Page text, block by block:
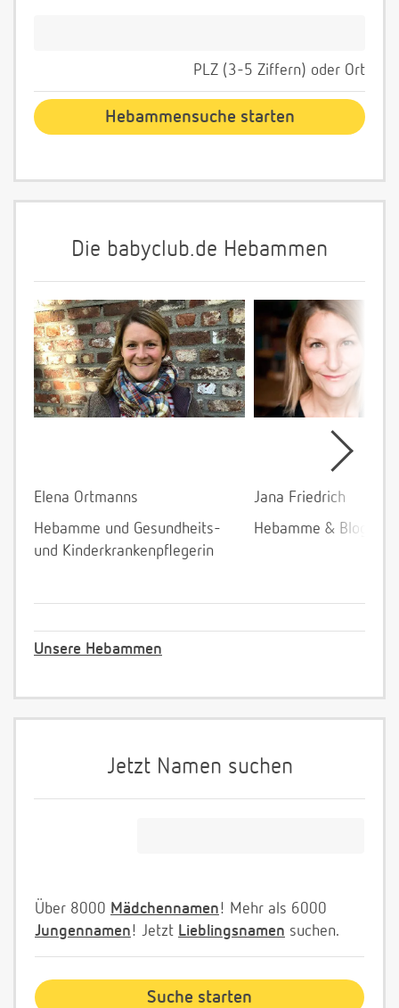
PLZ (3-5 Ziffern) oder Ort
Die babyclub.de Hebammen
Elena Ortmanns
Hebamme und Gesundheits-
und Kinderkrankenpflegerin
Jana Friedrich
Hebamme &
Unsere Hebammen
Jetzt Namen suchen
Über 8000 Mädchennamen! Mehr als 6000
Jungennamen! Jetzt Lieblingsnamen suchen.